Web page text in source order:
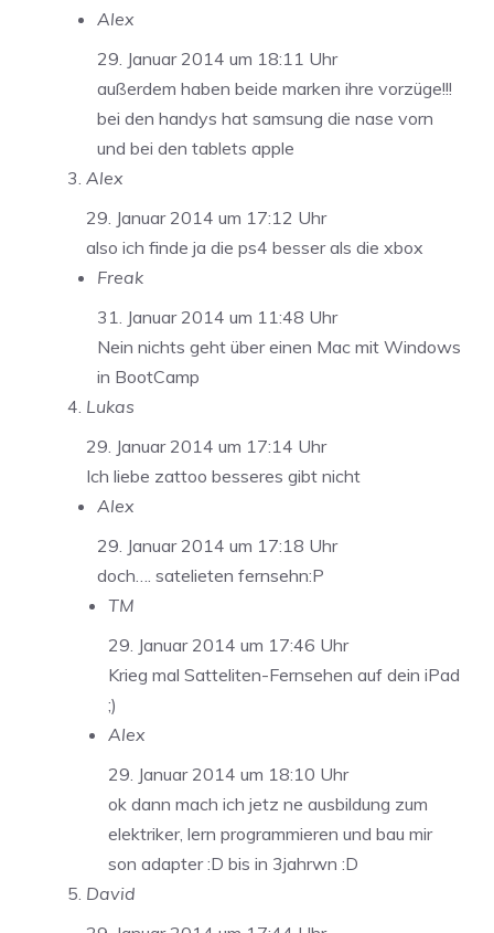
Alex
29. Januar 2014 um 18:11 Uhr
außerdem haben beide marken ihre vorzüge!!!
bei den handys hat samsung die nase vorn
und bei den tablets apple
Alex
29. Januar 2014 um 17:12 Uhr
also ich finde ja die ps4 besser als die xbox
Freak
31. Januar 2014 um 11:48 Uhr
Nein nichts geht über einen Mac mit Windows
in BootCamp
Lukas
29. Januar 2014 um 17:14 Uhr
Ich liebe zattoo besseres gibt nicht
Alex
29. Januar 2014 um 17:18 Uhr
doch…. satelieten fernsehn:P
TM
29. Januar 2014 um 17:46 Uhr
Krieg mal Satteliten-Fernsehen auf dein iPad
;)
Alex
29. Januar 2014 um 18:10 Uhr
ok dann mach ich jetz ne ausbildung zum
elektriker, lern programmieren und bau mir
son adapter :D bis in 3jahrwn :D
David